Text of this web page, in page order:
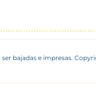
bajadas e impresas.